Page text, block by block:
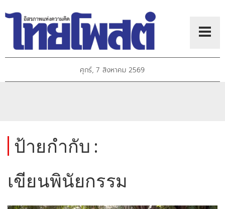
ศุกร์, 7 สิงหาคม 2569
ป้ายกำกับ :
เขียนพินัยกรรม